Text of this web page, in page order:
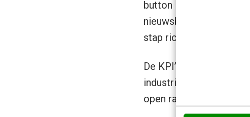
button in je e-mail.
nieuwsbrief die
stap richting het
De KPI’s open rate en
industrie, zoals
open rate van 21.80% en